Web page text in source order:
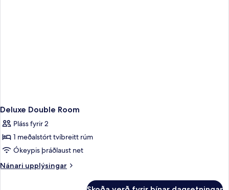
Deluxe Double Room
Pláss fyrir 2
1 meðalstórt tvíbreitt rúm
Ókeypis þráðlaust net
Nánari upplýsingar
Nánari